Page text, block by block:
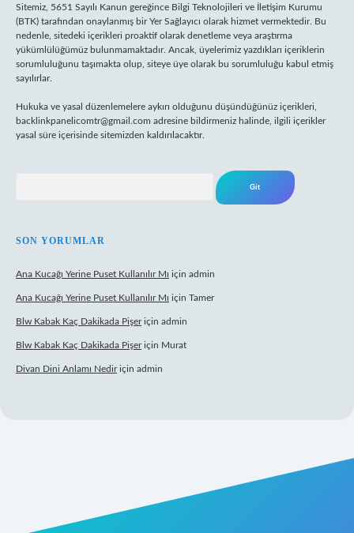
Sitemiz, 5651 Sayılı Kanun gereğince Bilgi Teknolojileri ve İletişim Kurumu
(BTK) tarafından onaylanmış bir Yer Sağlayıcı olarak hizmet vermektedir. Bu
nedenle, sitedeki içerikleri proaktif olarak denetleme veya araştırma
yükümlülüğümüz bulunmamaktadır. Ancak, üyelerimiz yazdıkları içeriklerin
sorumluluğunu taşımakta olup, siteye üye olarak bu sorumluluğu kabul etmiş
sayılırlar.
Hukuka ve yasal düzenlemelere aykırı olduğunu düşündüğünüz içerikleri,
backlinkpanelicomtr@gmail.com adresine bildirmeniz halinde, ilgili içerikler
yasal süre içerisinde sitemizden kaldırılacaktır.
SON YORUMLAR
Ana Kucağı Yerine Puset Kullanılır Mı için admin
Ana Kucağı Yerine Puset Kullanılır Mı için Tamer
Blw Kabak Kaç Dakikada Pişeriçin admin
Blw Kabak Kaç Dakikada Pişeriçin Murat
Divan Dini Anlamı Nediriçin admin